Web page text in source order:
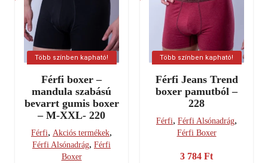
Több színben kapható!
Férfi boxer –
mandula szabású
bevarrt gumis boxer
– M-XXL- 220
Férfi, Akciós termékek,
Férfi Alsónadrág, Férfi
Boxer
Több színben kapható!
Férfi Jeans Trend
boxer pamutból –
228
Férfi, Férfi Alsónadrág,
Férfi Boxer
3 784 Ft